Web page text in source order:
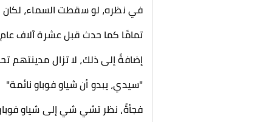
في نظره، لو سقطت السماء،
تمامًا كما حدث قبل عشرة آلاف
إضافةً إلى ذلك، لا تزال مدينتهم
"سيدي، يبدو أن شياو فوباو نائمة"
فجأةً، نظر تشي شي إلى شياو